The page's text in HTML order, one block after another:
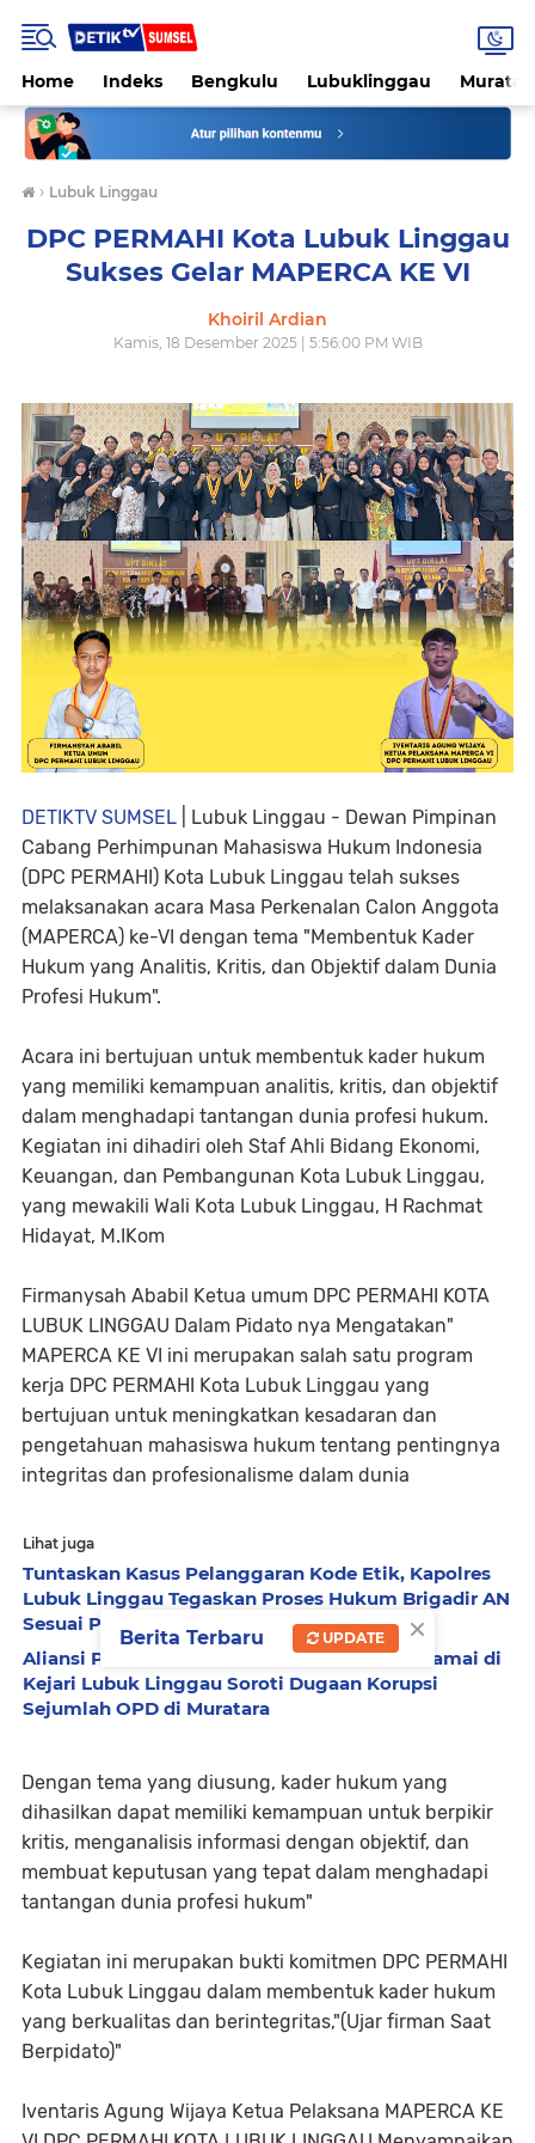
Home Indeks Bengkulu Lubuklinggau
› Lubuk Linggau
DPC PERMAHI Kota Lubuk Linggau
Sukses Gelar MAPERCA KE VI
Khoiril Ardian
Kamis, 18 Desember 2025 | 5:56:00 PM WIB
DETIKTV SUMSEL | Lubuk Linggau - Dewan Pimpinan
Cabang Perhimpunan Mahasiswa Hukum Indonesia
(DPC PERMAHI) Kota Lubuk Linggau telah sukses
melaksanakan acara Masa Perkenalan Calon Anggota
(MAPERCA) ke-VI dengan tema "Membentuk Kader
Hukum yang Analitis, Kritis, dan Objektif dalam Dunia
Profesi Hukum".
Acara ini bertujuan untuk membentuk kader hukum
yang memiliki kemampuan analitis, kritis, dan objektif
dalam menghadapi tantangan dunia profesi hukum.
Kegiatan ini dihadiri oleh Staf Ahli Bidang Ekonomi,
Keuangan, dan Pembangunan Kota Lubuk Linggau,
yang mewakili Wali Kota Lubuk Linggau, H Rachmat
Hidayat, M.IKom
Firmanysah Ababil Ketua umum DPC PERMAHI KOTA
LUBUK LINGGAU Dalam Pidato nya Mengatakan"
MAPERCA KE VI ini merupakan salah satu program
kerja DPC PERMAHI Kota Lubuk Linggau yang
bertujuan untuk meningkatkan kesadaran dan
pengetahuan mahasiswa hukum tentang pentingnya
integritas dan profesionalisme dalam dunia
Lihat juga
Tuntaskan Kasus Pelanggaran Kode Etik, Kapolres
Lubuk Linggau Tegaskan Proses Hukum Brigadir AN
Sesuai Prosedur
Aliansi Pembasmi Tikus Kantor Gelar Aksi Damai di
Kejari Lubuk Linggau Soroti Dugaan Korupsi
Sejumlah OPD di Muratara
Dengan tema yang diusung, kader hukum yang
dihasilkan dapat memiliki kemampuan untuk berpikir
kritis, menganalisis informasi dengan objektif, dan
membuat keputusan yang tepat dalam menghadapi
tantangan dunia profesi hukum"
Kegiatan ini merupakan bukti komitmen DPC PERMAHI
Kota Lubuk Linggau dalam membentuk kader hukum
yang berkualitas dan berintegritas,"(Ujar firman Saat
Berpidato)"
Iventaris Agung Wijaya Ketua Pelaksana MAPERCA KE
×
Berita Terbaru UPDATE